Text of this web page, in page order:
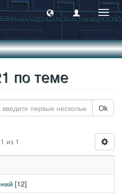
по теме
Ok
из 1
[12]